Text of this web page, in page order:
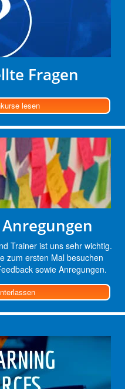
Fragen
lesen
Trainer ist uns sehr wichtig.
zum ersten Mal besuchen
sowie Anregungen.